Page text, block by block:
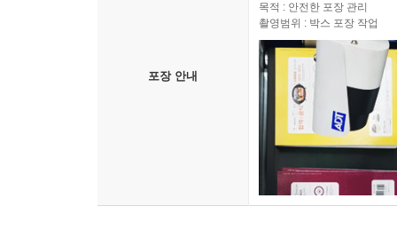
포장 안내
목적 : 안전한 포장 관리
촬영범위 : 박스 포장 작업